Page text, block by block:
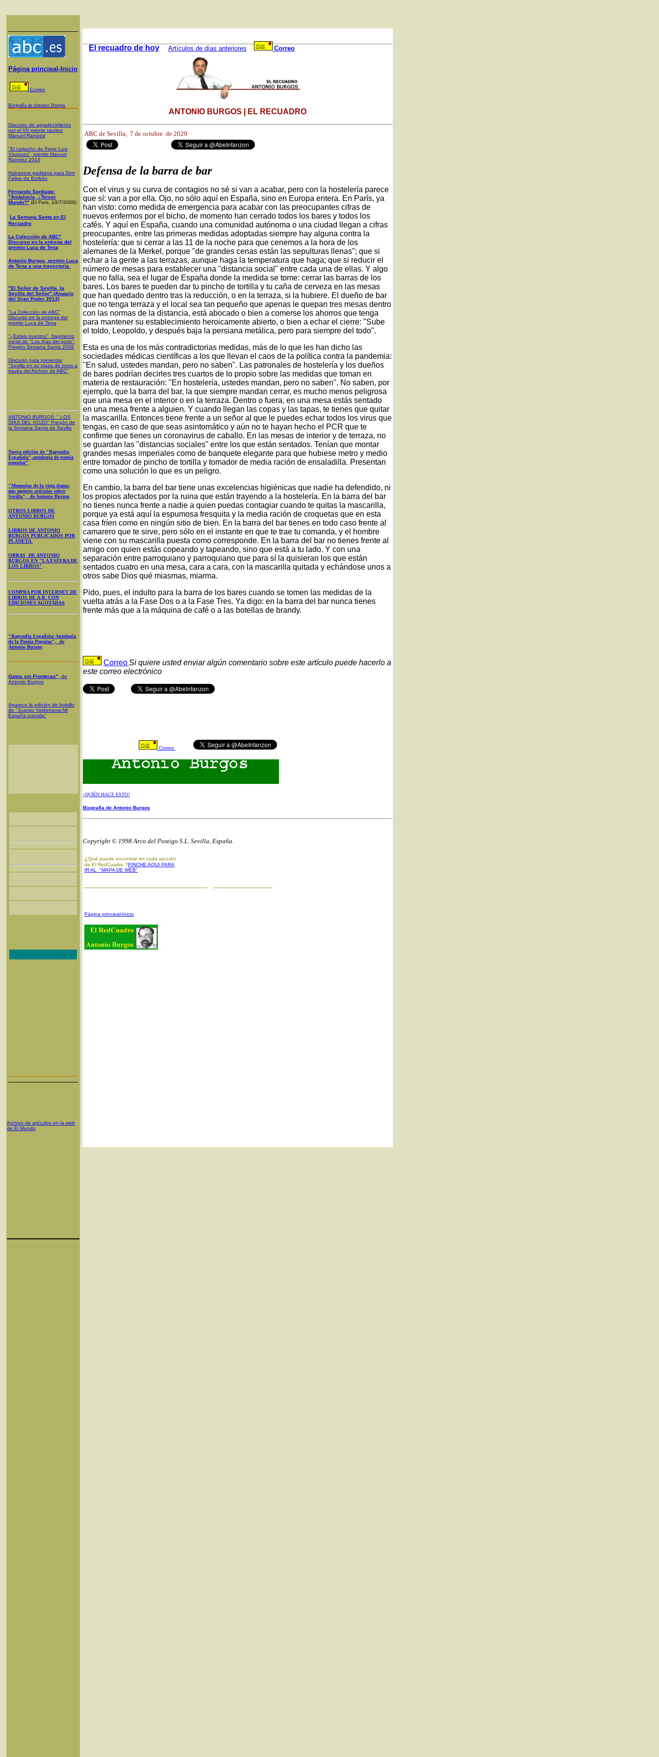
Página principal-Inicio
Correo
Biografía de Antonio Burgos
Discurso de agradecimiento
por el VII premio taurino
Manuel Ramírez
"El cartucho de Pepe Luis
Vázquez", premio Manuel
Ramírez 2014
Habanera gaditana para Don
Felipe de Borbón
Fernando Santiago:
"Andalucía, ¿Tercer
Mundo?" (El País, 10/7/2006)
La Semana Santa en El
Recuadro
La Colección de ABC"
Discurso en la entrega del
premio Luca de Tena
Antonio Burgos, premio Luca
de Tena a una trayectoria
"El Señor de Sevilla, la
Sevilla del Señor" (Anuario
del Gran Poder 2013)
"La Colección de ABC"
Discurso en la entrega del
premio Luca de Tena
"¿Estais puestos", fragmento
inicial de "Los días del gozo",
Pregón Semana Santa 2008
Discurso para presentar
"Sevilla en su plaza de toros a
través del Archivo de ABC"
ANTONIO BURGOS: " LOS
DÍAS DEL GOZO" Pregón de
la Semana Santa de Sevilla
Nueva edición de "Rapsodia
Española",antología de poesía
popular"
"Memorias de la vieja dama:
mis mejores artículos sobre
Sevilla", de Antonio Burgos
OTROS LIBROS DE
ANTONIO BURGOS
LIBROS DE ANTONIO
BURGOS PUBLICADOS POR
PLANETA
OBRAS DE ANTONIO
BURGOS EN "LA ESFERA DE
LOS LIBROS"
COMPRA POR INTERNET DE
LIBROS DE A.B. CON
EDICIONES AGOTADAS
"Rapsodia Española: Antología
de la Poesía Popular", de
Antonio Burgos
Gatos sin Fronteras" , de
Antonio Burgos
Aparece la edición de bolsillo
de "Juanito Valderrama:Mi
España querida"
Archivo de artículos en la web
de El Mundo
El recuadro de hoy Artículos de días anteriores Correo
ANTONIO BURGOS | EL RECUADRO
ABC de Sevilla, 7 de octubre de 2020
Defensa de la barra de bar
Con el virus y su curva de contagios no sé si van a acabar, pero con la hostelería parece
que sí: van a por ella. Ojo, no sólo aquí en España, sino en Europa entera. En París, ya
han visto: como medida de emergencia para acabar con las preocupantes cifras de
nuevos enfermos por el bicho, de momento han cerrado todos los bares y todos los
cafés. Y aquí en España, cuando una comunidad autónoma o una ciudad llegan a cifras
preocupantes, entre las primeras medidas adoptadas siempre hay alguna contra la
hostelería: que si cerrar a las 11 de la noche para que cenemos a la hora de los
alemanes de la Merkel, porque "de grandes cenas están las sepulturas llenas"; que si
echar a la gente a las terrazas, aunque haga la temperatura que haga; que si reducir el
número de mesas para establecer una "distancia social" entre cada una de ellas. Y algo
que no falla, sea el lugar de España donde la medida se tome: cerrar las barras de los
bares. Los bares te pueden dar tu pincho de tortilla y tu caña de cerveza en las mesas
que han quedado dentro tras la reducción, o en la terraza, si la hubiere. El dueño de bar
que no tenga terraza y el local sea tan pequeño que apenas le quepan tres mesas dentro
con las normas de la distancia, está abocado o bien a comerse los ahorros que tenga
para mantener su establecimiento heroicamente abierto, o bien a echar el cierre: "Sube
el toldo, Leopoldo, y después baja la persiana metálica, pero para siempre del todo".
Esta es una de los más contradictorias medidas, más de lo que les han dicho las
sociedades médicas científicas a los que llevan el caos de la política contra la pandemia:
"En salud, ustedes mandan, pero no saben". Las patronales de hostelería y los dueños
de bares podrían decirles tres cuartos de lo propio sobre las medidas que toman en
materia de restauración: "En hostelería, ustedes mandan, pero no saben". No saben, por
ejemplo, que la barra del bar, la que siempre mandan cerrar, es mucho menos peligrosa
que una mesa en el interior o en la terraza. Dentro o fuera, en una mesa estás sentado
en una mesa frente a alguien. Y cuando llegan las copas y las tapas, te tienes que quitar
la mascarilla. Entonces tiene frente a un señor al que le puedes echar todos los virus que
tengas, en caso de que seas asintomático y aún no te hayan hecho el PCR que te
confirme que tienes un coronavirus de caballo. En las mesas de interior y de terraza, no
se guardan las "distancias sociales" entre los que están sentados. Tenían que montar
grandes mesas imperiales como de banquete elegante para que hubiese metro y medio
entre tomador de pincho de tortilla y tomador de media ración de ensaladilla. Presentan
como una solución lo que es un peligro.
En cambio, la barra del bar tiene unas excelencias higiénicas que nadie ha defendido, ni
los propios afectados por la ruina que están trayendo a la hostelería. En la barra del bar
no tienes nunca frente a nadie a quien puedas contagiar cuando te quitas la mascarilla,
porque ya está aquí la espumosa fresquita y la media ración de croquetas que en esta
casa fríen como en ningún sitio de bien. En la barra del bar tienes en todo caso frente al
camarero que te sirve, pero sólo en el instante en que te trae tu comanda, y el hombre
viene con su mascarilla puesta como corresponde. En la barra del bar no tienes frente al
amigo con quien estás copeando y tapeando, sino que está a tu lado. Y con una
separación entre parroquiano y parroquiano que para sí la quisieran los que están
sentados cuatro en una mesa, cara a cara, con la mascarilla quitada y echándose unos a
otros sabe Dios qué miasmas, miarma.
Pido, pues, el indulto para la barra de los bares cuando se tomen las medidas de la
vuelta atrás a la Fase Dos o a la Fase Tres. Ya digo: en la barra del bar nunca tienes
frente más que a la máquina de café o a las botellas de brandy.
CorreoSi quiere usted enviar algún comentario sobre este artículo puede hacerlo a
este correo electrónico
Correo
¿QUIÉN HACE ESTO?
Biografía de Antonio Burgos
Copyright © 1998 Arco del Postigo S.L. Sevilla, España.
¿ Qué puede encontrar en cada sección
de El RedCuadro ?PINCHE AQUI PARA
IR AL "MAPA DE WEB"
Página principal-Inicio